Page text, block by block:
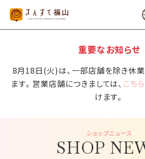
重要なお知らせ
8月18日(火)は、一部店舗を除き休
ます。営業店舗につきましては、 こちら
けます。
SHOP
ショップニュース